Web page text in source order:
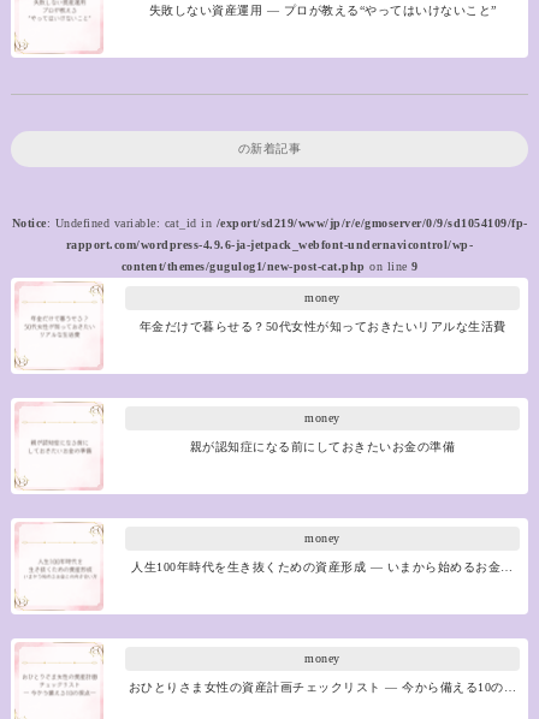
失敗しない資産運用 ― プロが教える“やってはいけないこと”
の新着記事
Notice: Undefined variable: cat_id in /export/sd219/www/jp/r/e/gmoserver/0/9/sd1054109/fp-
rapport.com/wordpress-4.9.6-ja-jetpack_webfont-undernavicontrol/wp-
content/themes/gugulog1/new-post-cat.php on line 9
money
年金だけで暮らせる？50代女性が知っておきたいリアルな生活費
money
親が認知症になる前にしておきたいお金の準備
money
人生100年時代を生き抜くための資産形成 ― いまから始めるお金…
money
おひとりさま女性の資産計画チェックリスト ― 今から備える10の…